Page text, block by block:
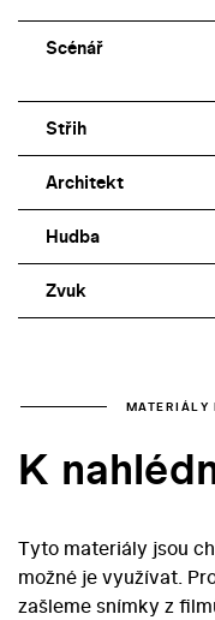
Scénář
Střih
Architekt
Hudba
Zvuk
MATERIÁLY
K
Tyto materiály jsou
možné je využívat.
zašleme snímky z